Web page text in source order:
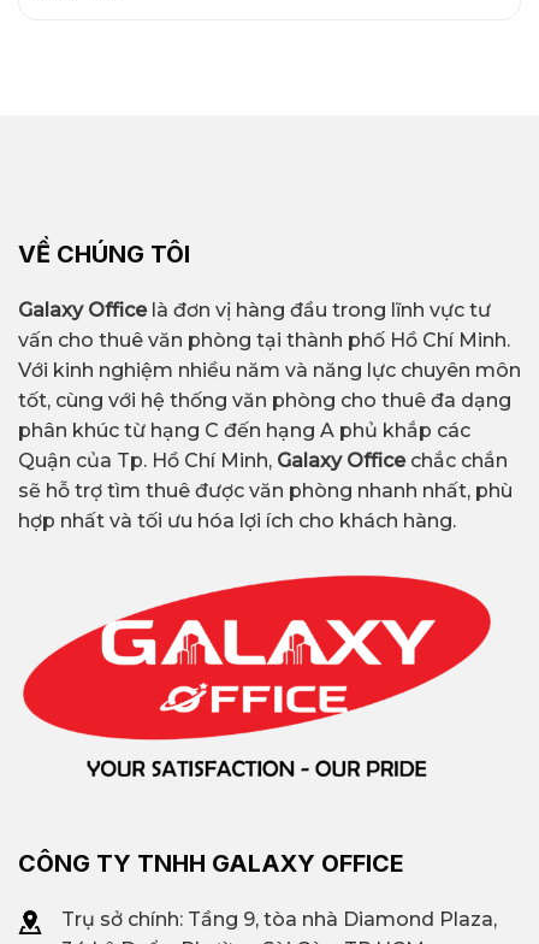
VỀ CHÚNG TÔI
Galaxy Officelà đơn vị hàng đầu trong lĩnh vực tư
vấn cho thuê văn phòng tại thành phố Hồ Chí Minh.
Với kinh nghiệm nhiều năm và năng lực chuyên môn
tốt, cùng với hệ thống văn phòng cho thuê đa dạng
phân khúc từ hạng C đến hạng A phủ khắp các
Quận của Tp. Hồ Chí Minh, Galaxy Office chắc chắn
sẽ hỗ trợ tìm thuê được văn phòng nhanh nhất, phù
hợp nhất và tối ưu hóa lợi ích cho khách hàng.
CÔNG TY TNHH GALAXY OFFICE
Trụ sở chính: Tầng 9, tòa nhà Diamond Plaza,